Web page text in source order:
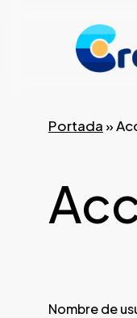
Portada»
Nombre de